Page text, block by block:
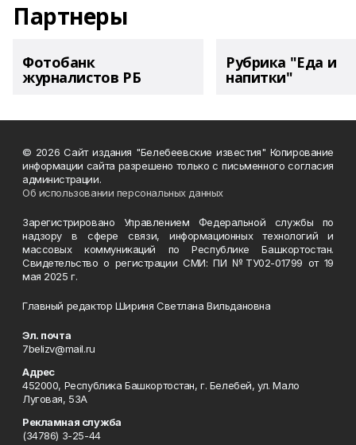
Партнеры
Фотобанк
журналистов РБ
Рубрика "Еда и
напитки"
© 2026 Сайт издания "Белебеевские известия" Копирование
информации сайта разрешено только с письменного согласия
администрации.
Об использовании персональных данных
Зарегистрировано Управлением Федеральной службы по
надзору в сфере связи, информационных технологий и
массовых коммуникаций по Республике Башкортостан.
Свидетельство о регистрации СМИ: ПИ №ТУ02-01799 от 19
мая 2025 г.
Главный редактор Шириня Светлана Вильдановна
Эл. почта
7belizv@mail.ru
Адрес
452000, Республика Башкортостан, г. Белебей, ул. Мало
Луговая, 53А
Рекламная служба
(34786) 3-25-44